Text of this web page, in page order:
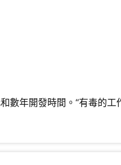
年開發時間。“有毒的工